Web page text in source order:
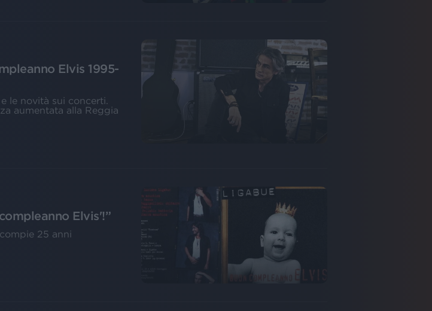
Elvis 1995-
le novità sui concerti.
aumentata alla Reggia
Elvis'!”
25 anni